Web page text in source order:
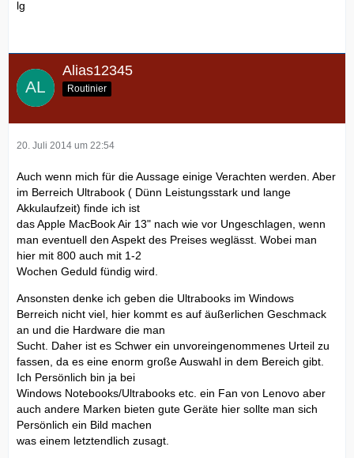
lg
Alias12345
Routinier
20. Juli 2014 um 22:54
Auch wenn mich für die Aussage einige Verachten werden. Aber
im Berreich Ultrabook ( Dünn Leistungsstark und lange
Akkulaufzeit) finde ich ist
das Apple MacBook Air 13" nach wie vor Ungeschlagen, wenn
man eventuell den Aspekt des Preises weglässt. Wobei man
hier mit 800 auch mit 1-2
Wochen Geduld fündig wird.
Ansonsten denke ich geben die Ultrabooks im Windows
Berreich nicht viel, hier kommt es auf äußerlichen Geschmack
an und die Hardware die man
Sucht. Daher ist es Schwer ein unvoreingenommenes Urteil zu
fassen, da es eine enorm große Auswahl in dem Bereich gibt.
Ich Persönlich bin ja bei
Windows Notebooks/Ultrabooks etc. ein Fan von Lenovo aber
auch andere Marken bieten gute Geräte hier sollte man sich
Persönlich ein Bild machen
was einem letztendlich zusagt.